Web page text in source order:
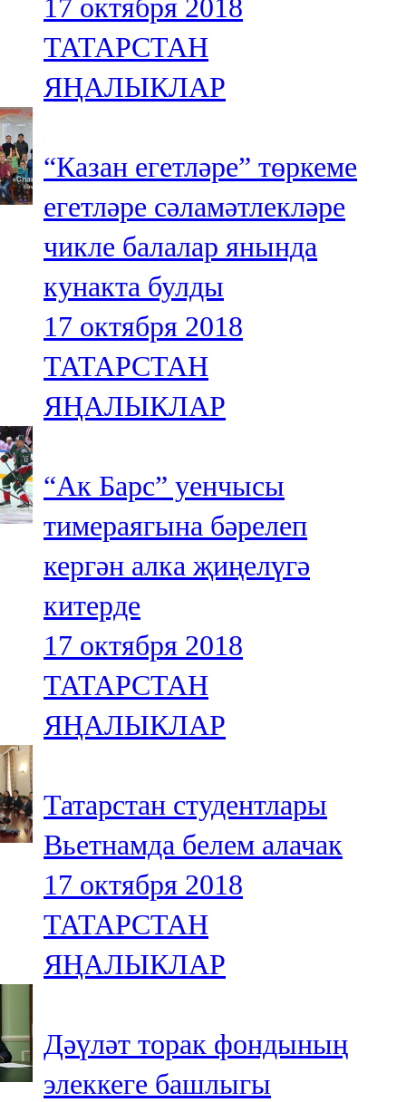
17 октября 2018
ТАТАРСТАН
ЯҢАЛЫКЛАР
“Казан егетләре” төркеме
егетләре сәламәтлекләре
чикле балалар янында
кунакта булды
17 октября 2018
ТАТАРСТАН
ЯҢАЛЫКЛАР
“Ак Барс” уенчысы
тимераягына бәрелеп
кергән алка җиңелүгә
китерде
17 октября 2018
ТАТАРСТАН
ЯҢАЛЫКЛАР
Татарстан студентлары
Вьетнамда белем алачак
17 октября 2018
ТАТАРСТАН
ЯҢАЛЫКЛАР
Дәүләт торак фондының
элеккеге башлыгы